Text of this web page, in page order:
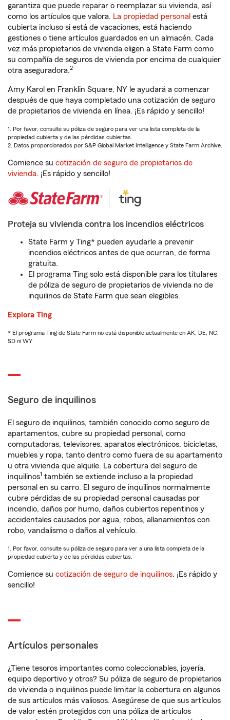
garantiza que puede reparar o reemplazar su vivienda, así
como los artículos que valora. La propiedad personal está
cubierta incluso si está de vacaciones, está haciendo
gestiones o tiene artículos guardados en un almacén. Cada
vez más propietarios de vivienda eligen a State Farm como
su compañía de seguros de vivienda por encima de cualquier
otra aseguradora.2
Amy Karol en Franklin Square, NY le ayudará a comenzar
después de que haya completado una cotización de seguro
de propietarios de vivienda en línea. ¡Es rápido y sencillo!
1. Por favor, consulte su póliza de seguro para ver una lista completa de la
propiedad cubierta y de las pérdidas cubiertas.
2. Datos proporcionados por S&P Global Market Intelligence y State Farm Archive.
Comience su cotización de seguro de propietarios de
vivienda. ¡Es rápido y sencillo!
Proteja su vivienda contra los incendios eléctricos
State Farm y Ting* pueden ayudarle a prevenir
incendios eléctricos antes de que ocurran, de forma
gratuita.
El programa Ting solo está disponible para los titulares
de póliza de seguro de propietarios de vivienda no de
inquilinos de State Farm que sean elegibles.
Explora Ting
* El programa Ting de State Farm no está disponible actualmente en AK, DE, NC,
SD ni WY
Seguro de inquilinos
El seguro de inquilinos, también conocido como seguro de
apartamentos, cubre su propiedad personal, como
computadoras, televisores, aparatos electrónicos, bicicletas,
muebles y ropa, tanto dentro como fuera de su apartamento
u otra vivienda que alquile. La cobertura del seguro de
inquilinos1 también se extiende incluso a la propiedad
personal en su carro. El seguro de inquilinos normalmente
cubre pérdidas de su propiedad personal causadas por
incendio, daños por humo, daños cubiertos repentinos y
accidentales causados por agua, robos, allanamientos con
robo, vandalismo o daños al vehículo.
1. Por favor, consulte su póliza de seguro para ver a una lista completa de la
propiedad cubierta y de las pérdidas cubiertas.
Comience su cotización de seguro de inquilinos. ¡Es rápido y
sencillo!
Artículos personales
¿Tiene tesoros importantes como coleccionables, joyería,
equipo deportivo y otros? Su póliza de seguro de propietarios
de vivienda o inquilinos puede limitar la cobertura en algunos
de sus artículos más valiosos. Asegúrese de que sus artículos
de valor estén protegidos con una póliza de artículos